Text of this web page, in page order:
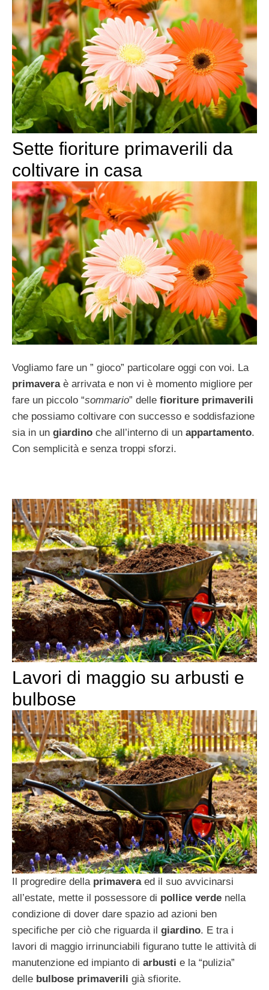
Sette fioriture primaverili da
coltivare in casa
Vogliamo fare un ” gioco” particolare oggi con voi. La
primaveraè arrivata e non vi è momento migliore per
fare un piccolo “sommario” delle fioriture primaverili
che possiamo coltivare con successo e soddisfazione
sia in un giardino che all’interno di un appartamento.
Con semplicità e senza troppi sforzi.
Lavori di maggio su arbusti e
bulbose
Il progredire della primaveraed il suo avvicinarsi
all’estate, mette il possessore di pollice verde nella
condizione di dover dare spazio ad azioni ben
specifiche per ciò che riguarda il giardino. E tra i
lavori di maggio irrinunciabili figurano tutte le attività di
manutenzione ed impianto di arbusti e la “pulizia”
delle bulbose primaverili già sfiorite.